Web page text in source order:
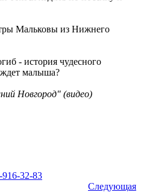
Мальковы из Нижнего
- история чудесного
ждет малыша?
Новгород" (видео)
916-32-83
Следующая